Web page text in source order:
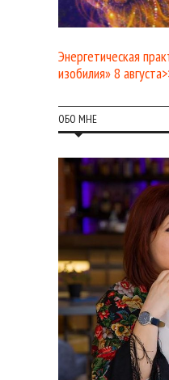
Энергетическая
изобилия» 8
ОБО МНЕ